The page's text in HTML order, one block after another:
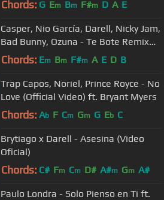
Chords: G Em Bm F#m D A E
Casper, Nio García, Darell, Nicky Jam,
Bad Bunny, Ozuna - Te Bote Remix
(Video Oficial)
Chords: Em Bm F#m A E D B
Trap Capos, Noriel, Prince Royce - No
Love (Official Video) ft. Bryant Myers
Chords: Ab F Cm Gm G Eb C
Brytiago x Darell - Asesina (Video
Oficial)
Chords: C# Fm Cm D# A#m Gm A#
Paulo Londra - Solo Pienso en Ti ft.